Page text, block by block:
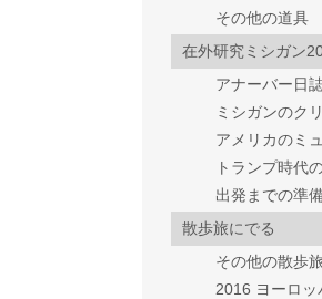
その他の道具
在外研究ミシガン
アナーバー日
ミシガンのク
アメリカのミ
トランプ時代
出発までの準
散歩旅にでる
その他の散歩旅
2016 ヨーロッ